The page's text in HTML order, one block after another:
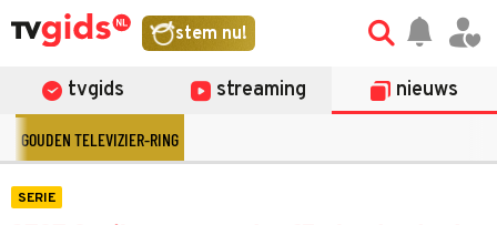
stem nu!
tvgids streaming nieuws
GOUDEN TELEVIZIER-RING
SERIE